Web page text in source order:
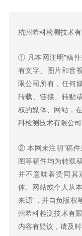
杭州希科检测技术
① 凡本网注明"稿件
有文字、图片和音
限公司所有，任何
转载、链接、转贴
权的媒体、网站，
科检测技术有限公
② 本网未注明"稿件
图等稿件均为转载
并不意味着赞同其
体、网站或个人从
来源"，并自负版权
州希科检测技术有
内容有疑议，请及时